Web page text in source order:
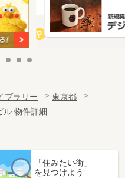
ブラリー
東京都
ル 物件詳細
「住みたい街」
を見つけよう